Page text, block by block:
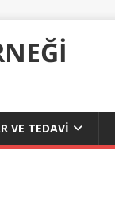
VE TEDAVI